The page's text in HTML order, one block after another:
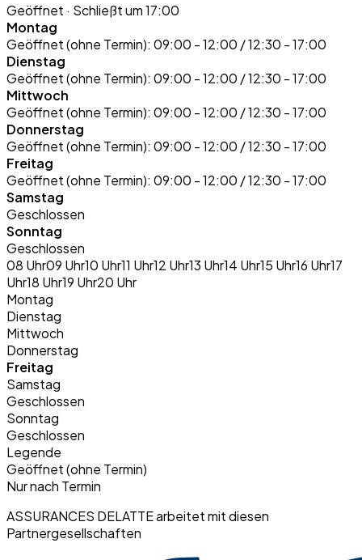
Geöffnet · Schließt um 17:00
Montag
Geöffnet (ohne Termin): 09:00 - 12:00 / 12:30 - 17:00
Dienstag
Geöffnet (ohne Termin): 09:00 - 12:00 / 12:30 - 17:00
Mittwoch
Geöffnet (ohne Termin): 09:00 - 12:00 / 12:30 - 17:00
Donnerstag
Geöffnet (ohne Termin): 09:00 - 12:00 / 12:30 - 17:00
Freitag
Geöffnet (ohne Termin): 09:00 - 12:00 / 12:30 - 17:00
Samstag
Geschlossen
Sonntag
Geschlossen
08 Uhr09 Uhr10 Uhr11 Uhr12 Uhr13 Uhr14 Uhr15 Uhr16 Uhr17
Uhr18 Uhr19 Uhr20 Uhr
Montag
Dienstag
Mittwoch
Donnerstag
Freitag
Samstag
Geschlossen
Sonntag
Geschlossen
Legende
Geöffnet (ohne Termin)
Nur nach Termin
ASSURANCES DELATTE arbeitet mit diesen
Partnergesellschaften